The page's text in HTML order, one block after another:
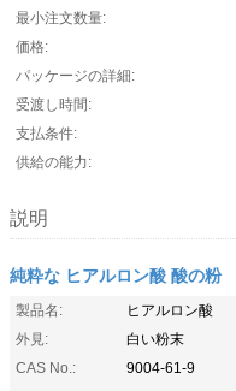
最小注文数量:
価格:
パッケージの詳細:
受渡し時間:
支払条件:
供給の能力:
説明
純粋な ヒアルロン酸 酸の粉
製品名:
ヒアルロン酸
外見:
白い粉末
CAS No.:
9004-61-9